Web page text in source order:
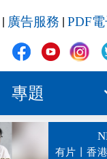
廣告服務 PDF
專題
有片丨香